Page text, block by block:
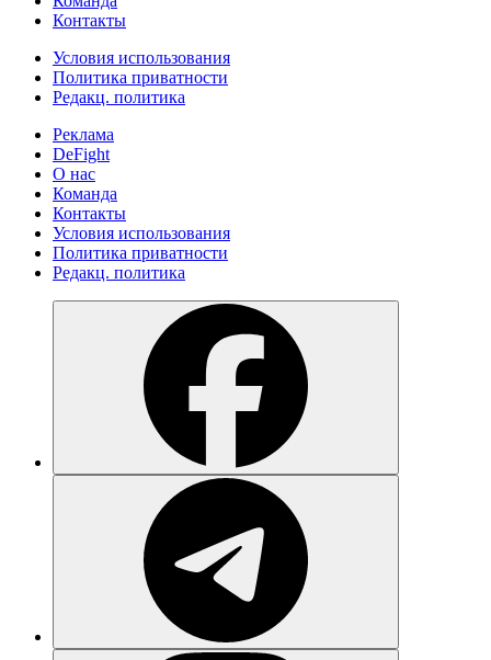
Контакты
Условия использования
Политика приватности
Редакц. политика
Реклама
DeFight
О нас
Команда
Контакты
Условия использования
Политика приватности
Редакц. политика